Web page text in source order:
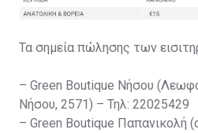
Τα σημεία πώλησης των
– Green Boutique Νήσου
Νήσου, 2571) – Τηλ: 22025429
– Green Boutique Παπανικολή